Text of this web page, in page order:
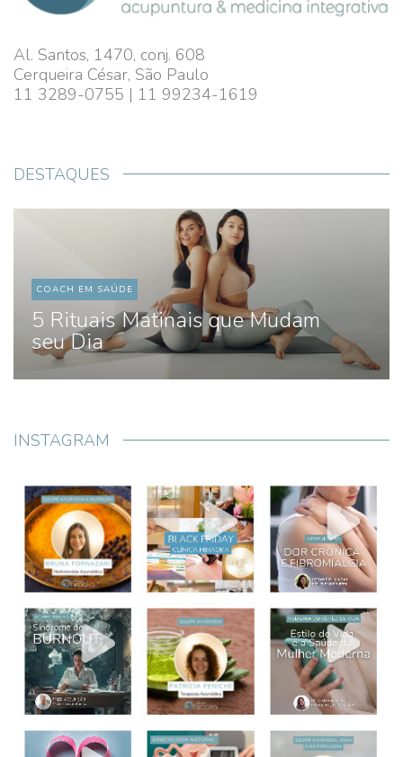
Al. Santos, 1470, conj. 608
Cerqueira César, São Paulo
11 3289-0755 | 11 99234-1619
DESTAQUES
COACH EM SAÚDE
5 Rituais Matinais que Mudam
seu Dia
INSTAGRAM